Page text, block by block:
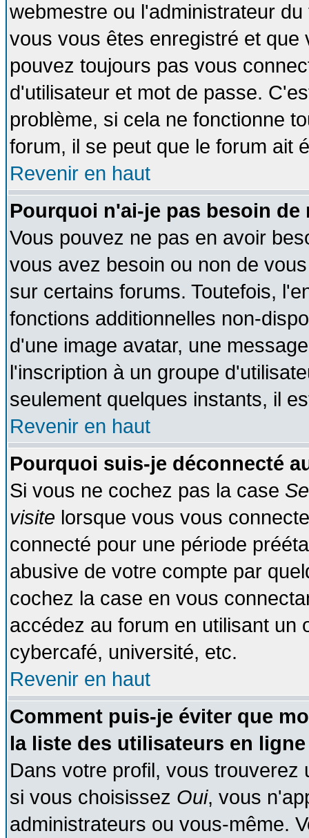
webmestre ou l'administrateur
vous vous êtes enregistré et
pouvez toujours pas vous
d'utilisateur et mot de passe.
problème, si cela ne fonctionne
forum, il se peut que le forum ait
Revenir en haut
Pourquoi n'ai-je pas besoin de
Vous pouvez ne pas en avoir
vous avez besoin ou non de
sur certains forums. Toutefois,
fonctions additionnelles non-
d'une image avatar, une
l'inscription à un groupe
seulement quelques instants, il
Revenir en haut
Pourquoi suis-je déconnecté
Si vous ne cochez pas la case
visite lorsque vous vous
connecté pour une période
abusive de votre compte par
cochez la case en vous
accédez au forum en utilisant un
cybercafé, université, etc.
Revenir en haut
Comment puis-je éviter que
la liste des utilisateurs en
Dans votre profil, vous trouverez
si vous choisissez Oui, vous
administrateurs ou vous-même.